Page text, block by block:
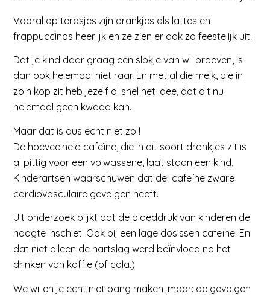
Vooral op terasjes zijn drankjes als lattes en
frappuccinos heerlijk en ze zien er ook zo feestelijk uit.
Dat je kind daar graag een slokje van wil proeven, is
dan ook helemaal niet raar. En met al die melk, die in
zo’n kop zit heb jezelf al snel het idee, dat dit nu
helemaal geen kwaad kan.
Maar dat is dus echt niet zo !
De hoeveelheid cafeïne, die in dit soort drankjes zit is
al pittig voor een volwassene, laat staan een kind.
Kinderartsen waarschuwen dat de cafeïne zware
cardiovasculaire gevolgen heeft.
Uit onderzoek blijkt dat de bloeddruk van kinderen de
hoogte inschiet! Ook bij een lage dosissen cafeïne. En
dat niet alleen de hartslag werd beïnvloed na het
drinken van koffie (of cola.)
We willen je echt niet bang maken, maar: de gevolgen